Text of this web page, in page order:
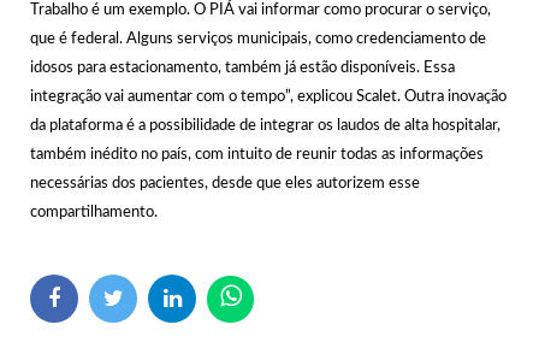
Trabalho é um exemplo. O PIÁ vai informar como procurar o serviço,
que é federal. Alguns serviços municipais, como credenciamento de
idosos para estacionamento, também já estão disponíveis. Essa
integração vai aumentar com o tempo”, explicou Scalet. Outra inovação
da plataforma é a possibilidade de integrar os laudos de alta hospitalar,
também inédito no país, com intuito de reunir todas as informações
necessárias dos pacientes, desde que eles autorizem esse
compartilhamento.